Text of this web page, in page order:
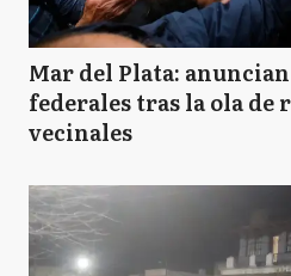
Mar del Plata:
federales tras la ola de
vecinales